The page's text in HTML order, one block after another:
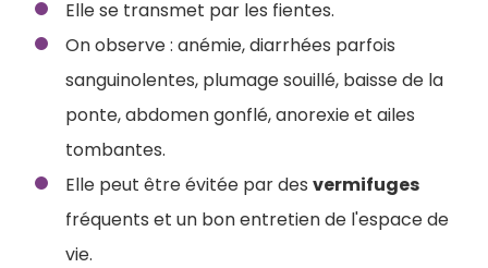
Elle se transmet par les fientes.
On observe : anémie, diarrhées parfois
sanguinolentes, plumage souillé, baisse de la
ponte, abdomen gonflé, anorexie et ailes
tombantes.
Elle peut être évitée par des vermifuges
fréquents et un bon entretien de l'espace de
vie.